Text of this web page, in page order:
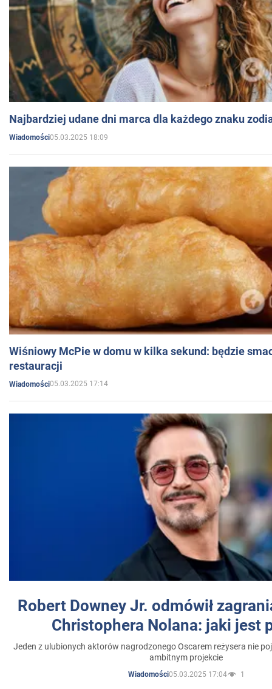
Najbardziej udane dni marca dla każdego znaku
Wiadomości05.03.2025 18:09
Wiśniowy McPie w domu w kilka sekund: będzie
restauracji
Wiadomości05.03.2025 17:14
Robert Downey Jr. odmówił
Christophera Nolana: jaki jest
Jeden z ulubionych aktorów nagrodzonego Oscarem reżysera nie
ambitnym projekcie
Wiadomości05.03.2025 17:04 1